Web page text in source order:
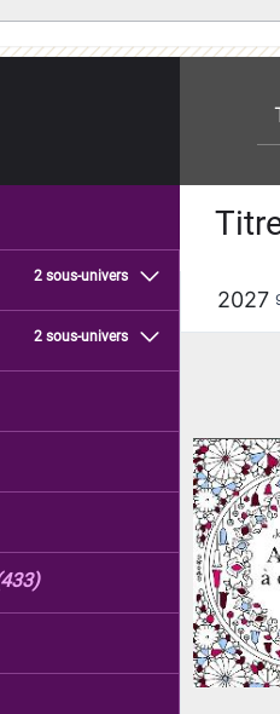
2 sous-univers
2 sous-univers
2027